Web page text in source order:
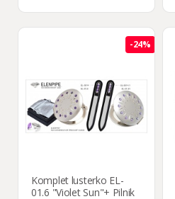
-24%
Komplet lusterko EL-
01.6 "Violet Sun"+ Pilnik